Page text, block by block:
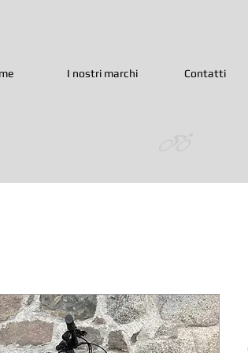
I nostri marchi Contatti